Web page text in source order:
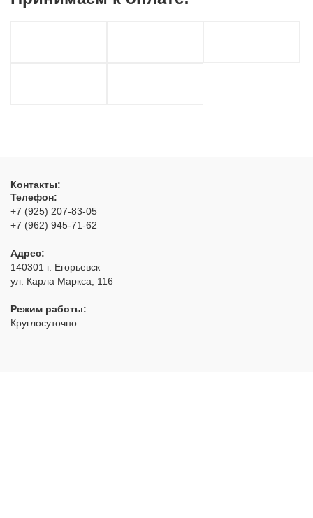
Контакты:
Телефон:
+7 (925) 207-83-05
+7 (962) 945-71-62
Адрес:
140301 г. Егорьевск
ул. Карла Маркса, 116
Режим работы:
Круглосуточно